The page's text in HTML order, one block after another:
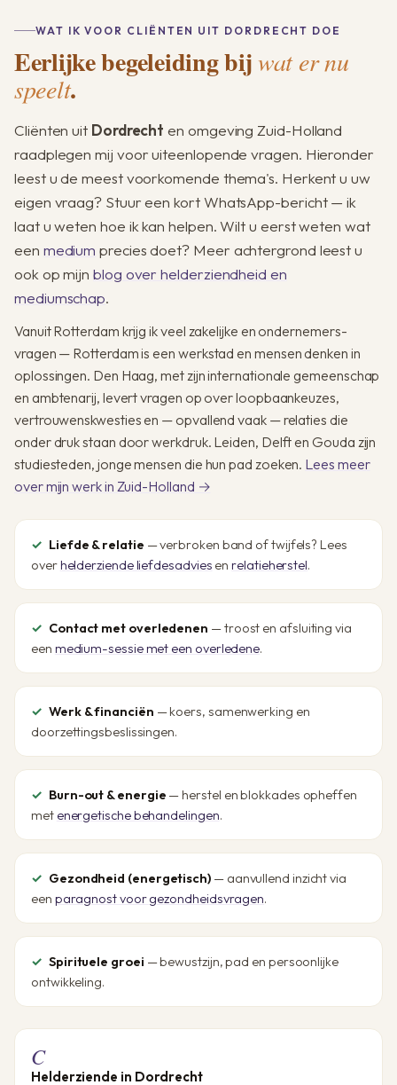
WAT IK VOOR CLIËNTEN UIT DORDRECHT DOE
Eerlijke begeleiding bijwat er nu
speelt.
Cliënten uit Dordrecht en omgeving Zuid-Holland
raadplegen mij voor uiteenlopende vragen. Hieronder
leest u de meest voorkomende thema's. Herkent u uw
eigen vraag? Stuur een kort WhatsApp-bericht — ik
laat u weten hoe ik kan helpen. Wilt u eerst weten wat
een medium precies doet? Meer achtergrond leest u
ook op mijnblog over helderziendheid en
mediumschap.
Vanuit Rotterdam krijg ik veel zakelijke en ondernemers­
vragen — Rotterdam is een werkstad en mensen denken in
oplossingen. Den Haag, met zijn internationale gemeenschap
en ambtenarij, levert vragen op over loopbaankeuzes,
vertrouwens­kwesties en — opvallend vaak — relaties die
onder druk staan door werkdruk. Leiden, Delft en Gouda zijn
studie­steden, jonge mensen die hun pad zoeken. Lees meer
over mijn werk in Zuid-Holland →
Liefde & relatie — verbroken band of twijfels? Lees
overhelderziende liefdesadvies enrelatieherstel.
Contact met overledenen — troost en afsluiting via
een medium-sessie met een overledene.
Werk & financiën — koers, samenwerking en
doorzettingsbeslissingen.
Burn-out & energie — herstel en blokkades opheffen
met energetische behandelingen.
Gezondheid (energetisch) — aanvullend inzicht via
een paragnost voor gezondheidsvragen.
Spirituele groei — bewustzijn, pad en persoonlijke
ontwikkeling.
C
Helderziende in Dordrecht